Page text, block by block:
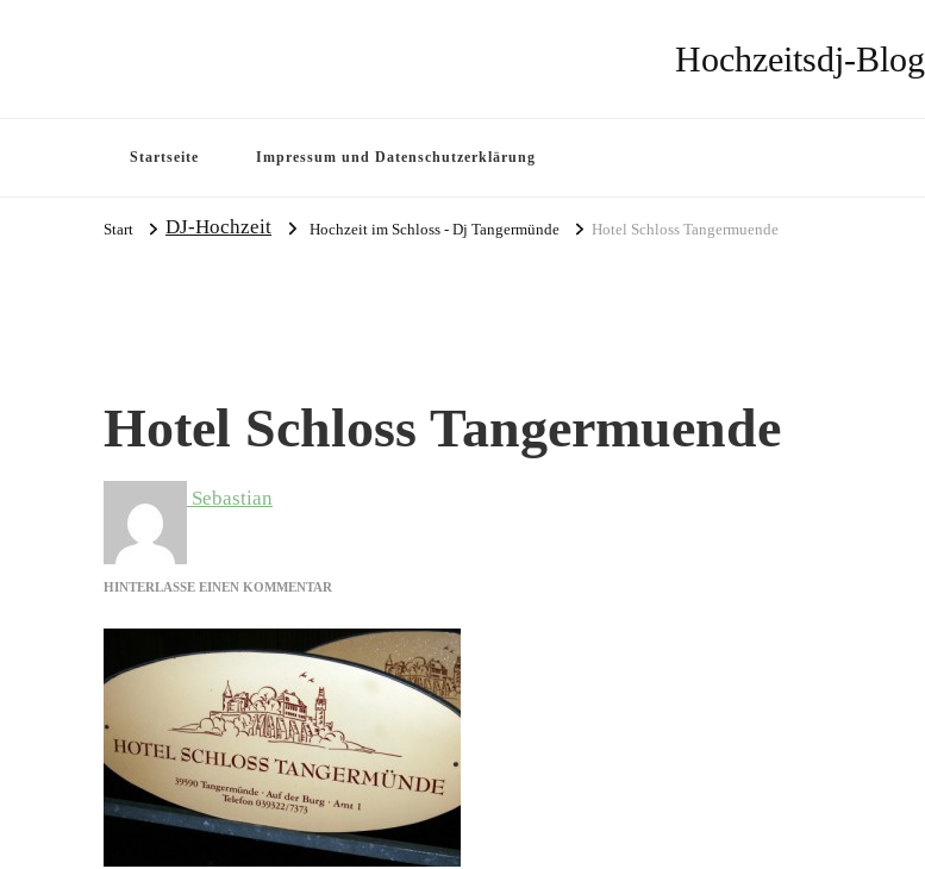
Hochzeitsdj-Blog
Startseite Impressum und Datenschutzerklärung
Start DJ-Hochzeit Hochzeit im Schloss - Dj Tangermünde Hotel Schloss Tangermuende
Hotel Schloss Tangermuende
Sebastian
HINTERLASSE EINEN KOMMENTAR
SCHLOSS
TANGERMUENDE